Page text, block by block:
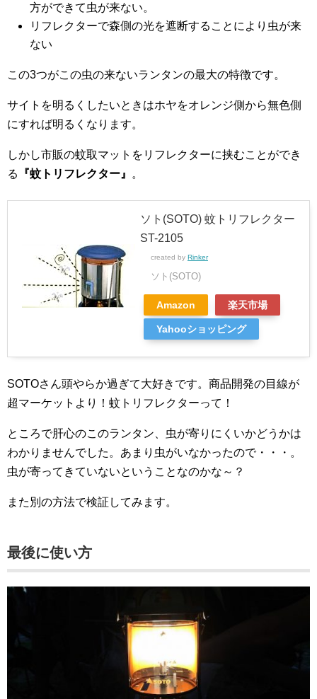
方ができて虫が来ない。
リフレクターで森側の光を遮断することにより虫が来
ない
この3つがこの虫の来ないランタンの最大の特徴です。
サイトを明るくしたいときはホヤをオレンジ側から無色側
にすれば明るくなります。
しかし市販の蚊取マットをリフレクターに挟むことができ
る
『蚊トリフレクター』 。
ソト(SOTO) 蚊トリフレクター
ST-2105
created by Rinker
ソト(SOTO)
Amazon 楽天市場
Yahooショッピング
SOTOさん頭やらか過ぎて大好きです。商品開発の目線が
超マーケットより！蚊トリフレクターって！
ところで肝心のこのランタン、虫が寄りにくいかどうかは
わかりませんでした。あまり虫がいなかったので・・・。
虫が寄ってきていないということなのかな～？
また別の方法で検証してみます。
最後に使い方